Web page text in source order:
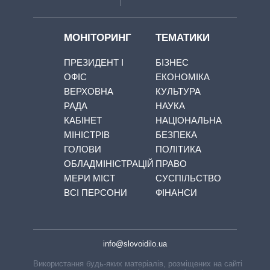
МОНІТОРИНГ
ПРЕЗИДЕНТ І
ОФІС
ВЕРХОВНА
РАДА
КАБІНЕТ
МІНІСТРІВ
ГОЛОВИ
ОБЛАДМІНІСТРАЦІЙ
МЕРИ МІСТ
ВСІ ПЕРСОНИ
ТЕМАТИКИ
БІЗНЕС
ЕКОНОМІКА
КУЛЬТУРА
НАУКА
НАЦІОНАЛЬНА
БЕЗПЕКА
ПОЛІТИКА
ПРАВО
СУСПІЛЬСТВО
ФІНАНСИ
info@slovoidilo.ua
Використання будь-яких матеріалів, розміщених на сайті,